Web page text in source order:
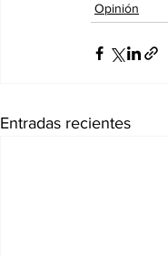
Opinión
Entradas recientes